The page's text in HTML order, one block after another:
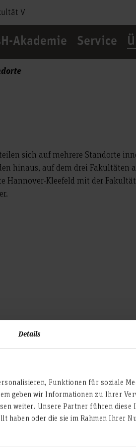
Details
Funktionen für soziale
geben wir Informationen zu Ihrer
weiter. Unsere Partner führen diese
haben oder die sie im Rahmen Ihrer
V
Akademie Service
sich auf mehrere Standorte
hinaus, auf dem drei Fakultäten
Hannover-Kleefeld mit der